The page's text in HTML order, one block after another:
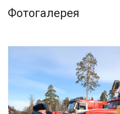
Фотогалерея